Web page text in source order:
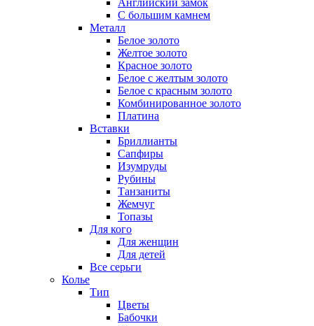
Английский замок
С большим камнем
Металл
Белое золото
Желтое золото
Красное золото
Белое с желтым золото
Белое с красным золото
Комбинированное золото
Платина
Вставки
Бриллианты
Сапфиры
Изумруды
Рубины
Танзаниты
Жемчуг
Топазы
Для кого
Для женщин
Для детей
Все серьги
Колье
Тип
Цветы
Бабочки